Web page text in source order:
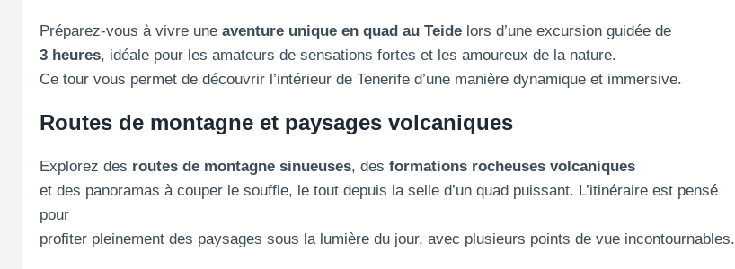
Préparez-vous à vivre une aventure unique en quad au Teide lors d’une excursion guidée de
3 heures, idéale pour les amateurs de sensations fortes et les amoureux de la nature.
Ce tour vous permet de découvrir l’intérieur de Tenerife d’une manière dynamique et immersive.
Routes de montagne et paysages volcaniques
Explorez des routes de montagne sinueuses, des formations rocheuses volcaniques
et des panoramas à couper le souffle, le tout depuis la selle d’un quad puissant. L’itinéraire est pensé
pour
profiter pleinement des paysages sous la lumière du jour, avec plusieurs points de vue incontournables.